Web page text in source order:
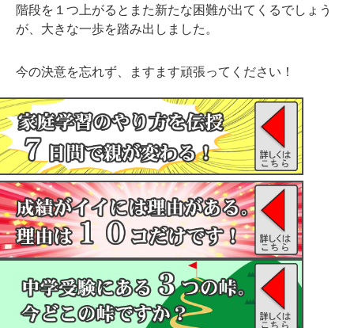
階段を１つ上がるとまた新たな困難が出てくるでしょう
が、大きな一歩を踏み出しました。
今の決意を忘れず、ますます頑張ってください！